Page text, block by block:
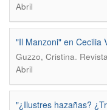
Abril
"Il Manzoni" en Cecilia
Guzzo, Cristina.
Abril
"¿Ilustres hazañas?